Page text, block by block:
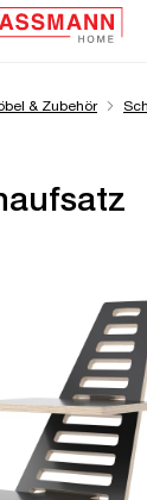
& Zubehör